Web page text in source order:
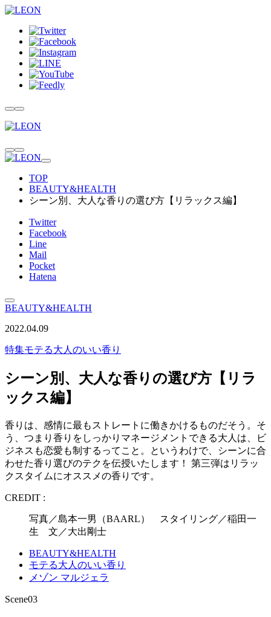
TOP
BEAUTY&HEALTH
シーン別、大人な香りの選び方【リラックス編】
Twitter
Facebook
Line
Mail
Pocket
Hatena
BEAUTY&HEALTH
2022.04.09
特集モテる大人のいい香り
シーン別、大人な香りの選び方【リラ
ックス編】
香りは、感情に最もストレートに働きかけるものだそう。そ
う、つまり香りをしっかりマネージメントできる大人は、ビ
ジネスも恋愛も制するってこと。というわけで、シーンに合
わせた香り選びのテクを伝授いたします！ 第三弾はリラッ
クスタイムにオススメの香りです。
CREDIT :
写真／島本一男（BAARL） スタイリング／稲田一
生 文／大出剛士
BEAUTY&HEALTH
モテる大人のいい香り
メゾン マルジェラ
Scene03